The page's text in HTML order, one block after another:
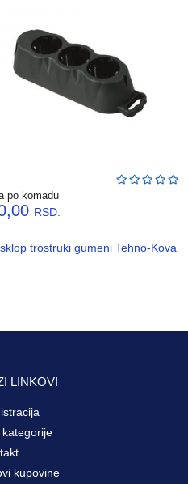
po komadu
RSD.
trostruki gumeni Tehno-Kova
LINKOVI
kategorije
kupovine